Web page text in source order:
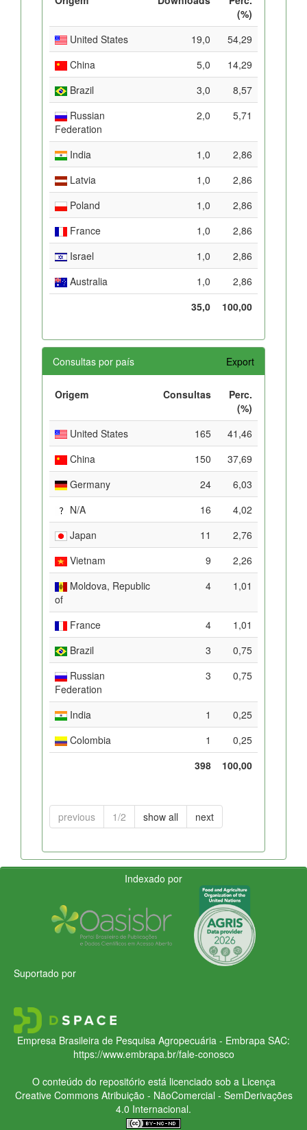
(%)
United States
19,0
54,29
China
5,0
14,29
Brazil
3,0
8,57
Russian
Federation
2,0 5,71
India 1,0
2,86
Latvia
1,0
2,86
Poland
1,0
2,86
France
1,0
2,86
Israel
1,0
2,86
Australia
1,0
2,86
35,0
100,00
Consultas por país Export
Origem Consultas
Perc.
(%)
United States
165
41,46
China
150
37,69
Germany
24
6,03
N/A
16
4,02
Japan
11
2,76
Vietnam
9
2,26
Moldova, Republic
of
4 1,01
France 4
1,01
Brazil
3
0,75
Russian
Federation
3 0,75
India 1
0,25
Colombia
1
0,25
398
100,00
previous 1/2 show all next
Indexado por
Suportado por
Empresa Brasileira de Pesquisa Agropecuária - Embrapa SAC:
https://www.embrapa.br/fale-conosco
O conteúdo do repositório está licenciado sob a Licença
Creative CommonsAtribuição - NãoComercial - SemDerivações
4.0 Internacional.